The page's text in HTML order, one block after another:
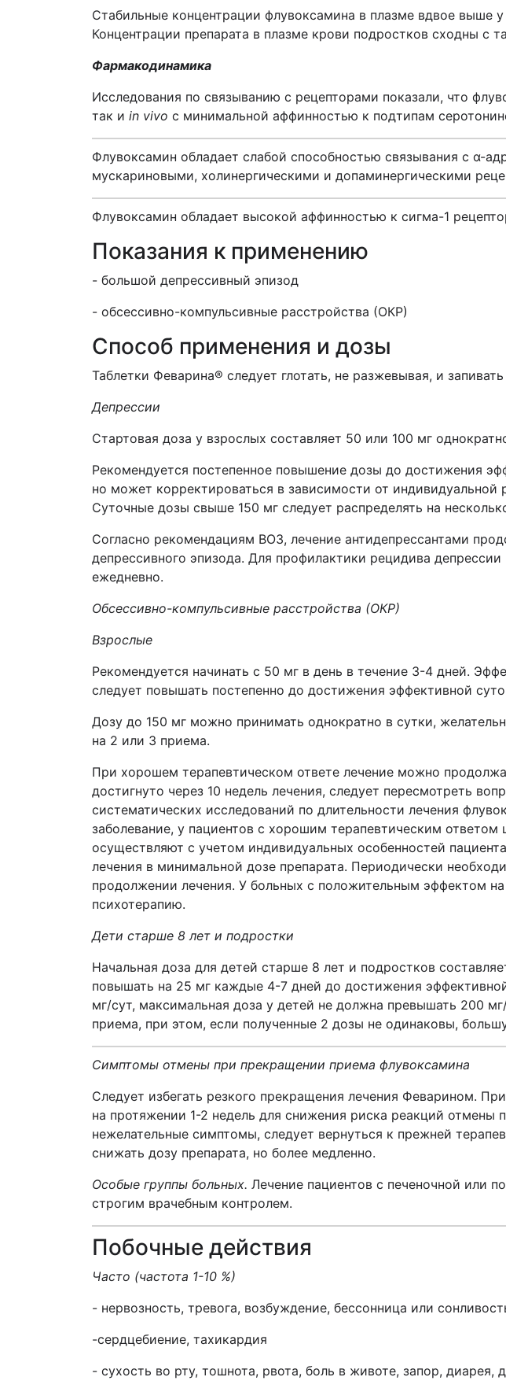
Стабильные концентрации флувоксамина в плазме вдвое выше
Концентрации препарата в плазме крови подростков сходны с
Фармакодинамика
Исследования по связыванию с рецепторами показали, что
так и in vivo с минимальной аффинностью к подтипам
Флувоксамин обладает слабой способностью связывания с α-
мускариновыми, холинергическими и допаминергическими
Флувоксамин обладает высокой аффинностью к сигма-1
Показания к применению
- большой депрессивный эпизод
- обсессивно-компульсивные расстройства (ОКР)
Способ применения и дозы
Таблетки Феварина® следует глотать, не разжевывая, и
Депрессии
Стартовая доза у взрослых составляет 50 или 100 мг
Рекомендуется постепенное повышение дозы до достижения
но может корректироваться в зависимости от
Суточные дозы свыше 150 мг следует распределять на
Согласно рекомендациям ВОЗ, лечение антидепрессантами
депрессивного эпизода. Для профилактики рецидива
ежедневно.
Обсессивно-компульсивные расстройства (ОКР)
Взрослые
Рекомендуется начинать с 50 мг в день в течение 3-4 дней.
следует повышать постепенно до достижения эффективной
Дозу до 150 мг можно принимать однократно в сутки,
на 2 или 3 приема.
При хорошем терапевтическом ответе лечение можно
достигнуто через 10 недель лечения, следует пересмотреть
систематических исследований по длительности лечения
заболевание, у пациентов с хорошим терапевтическим
осуществляют с учетом индивидуальных особенностей
лечения в минимальной дозе препарата. Периодически
продолжении лечения. У больных с положительным эффектом
психотерапию.
Дети старше 8 лет и подростки
Начальная доза для детей старше 8 лет и подростков
повышать на 25 мг каждые 4-7 дней до достижения
мг/сут, максимальная доза у детей не должна превышать 200
приема, при этом, если полученные 2 дозы не одинаковы,
Симптомы отмены при прекращении приема флувоксамина
Следует избегать резкого прекращения лечения Феварином.
на протяжении 1-2 недель для снижения риска реакций отмены
нежелательные симптомы, следует вернуться к прежней
снижать дозу препарата, но более медленно.
Особые группы больных. Лечение пациентов с печеночной или
строгим врачебным контролем.
Побочные действия
Часто (частота 1-10 %)
- нервозность, тревога, возбуждение, бессонница или
-сердцебиение, тахикардия
- сухость во рту, тошнота, рвота, боль в животе, запор, диарея,